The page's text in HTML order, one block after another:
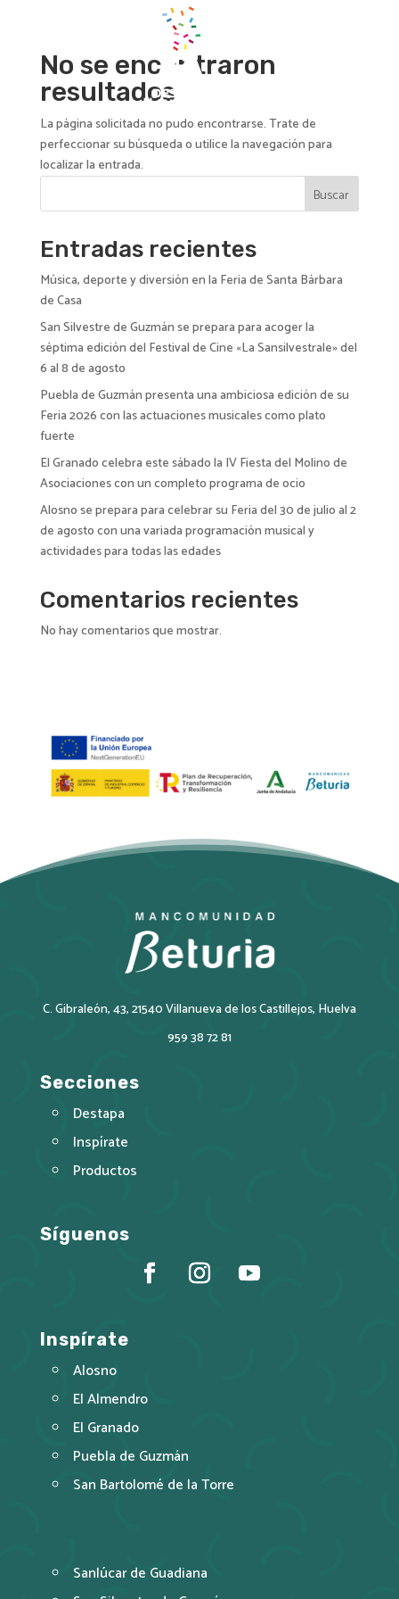
No se encontraron
resultados
La página solicitada no pudo encontrarse. Trate de
perfeccionar su búsqueda o utilice la navegación para
localizar la entrada.
Buscar
Entradas recientes
Música, deporte y diversión en la Feria de Santa Bárbara
de Casa
San Silvestre de Guzmán se prepara para acoger la
séptima edición del Festival de Cine «La Sansilvestrale» del
6 al 8 de agosto
Puebla de Guzmán presenta una ambiciosa edición de su
Feria 2026 con las actuaciones musicales como plato
fuerte
El Granado celebra este sábado la IV Fiesta del Molino de
Asociaciones con un completo programa de ocio
Alosno se prepara para celebrar su Feria del 30 de julio al 2
de agosto con una variada programación musical y
actividades para todas las edades
Comentarios recientes
No hay comentarios que mostrar.
C. Gibraleón, 43, 21540 Villanueva de los Castillejos, Huelva
959 38 72 81
Secciones
Destapa
Inspírate
Productos
Síguenos
Inspírate
Alosno
El Almendro
El Granado
Puebla de Guzmán
San Bartolomé de la Torre
Sanlúcar de Guadiana